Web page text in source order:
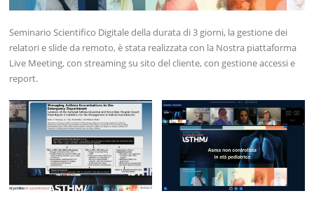
Seminario Scientifico Digitale della durata di 3 giorni, la gestione dei
relatori e slide da remoto, è stata realizzata con la Nostra piattaforma
Live Meeting, con streaming su sito del cliente, con gestione accessi e
report.